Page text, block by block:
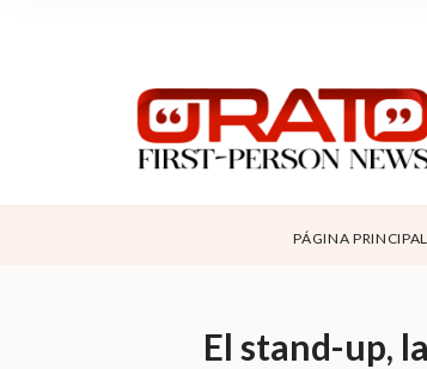
SUPPORT
CONTÁCTANOS
PÁGINA PRINCIPAL
El stand-up,